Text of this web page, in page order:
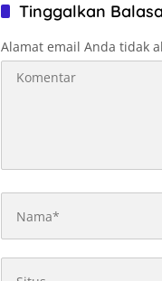
Tinggalkan
Alamat email Anda tidak